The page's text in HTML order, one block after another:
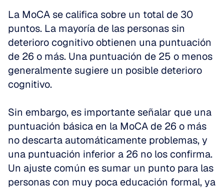
La MoCA se califica sobre un total de 30
puntos. La mayoría de las personas sin
deterioro cognitivo obtienen una puntuación
de 26 o más. Una puntuación de 25 o menos
generalmente sugiere un posible deterioro
cognitivo.
Sin embargo, es importante señalar que una
puntuación básica en la MoCA de 26 o más
no descarta automáticamente problemas, y
una puntuación inferior a 26 no los confirma.
Un ajuste común es sumar un punto para las
personas con muy poca educación formal, ya